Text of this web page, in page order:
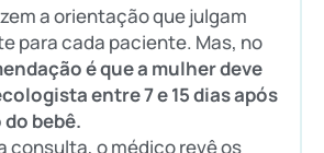
a orientação que julgam
para cada paciente. Mas, no
é que a mulher deve
entre 7 e 15 dias após
bebê.
consulta, o médico revê os